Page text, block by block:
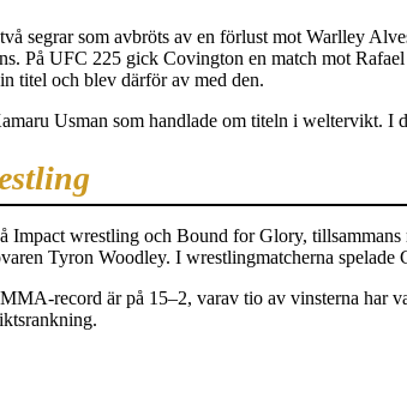
segrar som avbröts av en förlust mot Warlley
På UFC 225 gick Covington en match mot
titel och blev därför av med den.
Usman som handlade om titeln i weltervikt.
Impact wrestling och Bound for Glory,
Tyron Woodley. I wrestlingmatcherna spelade
record är på 15–2, varav tio av vinsterna har